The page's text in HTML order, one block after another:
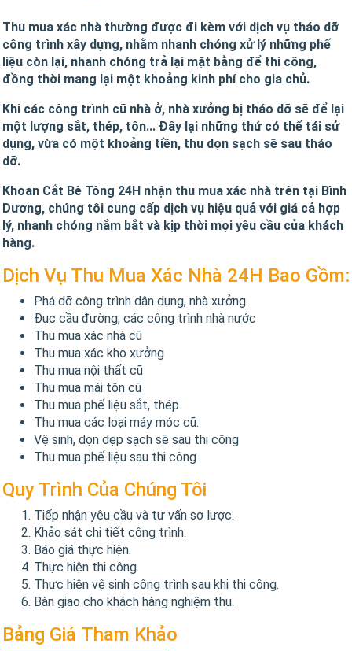
Thu mua xác nhà thường được đi kèm với dịch vụ tháo dỡ
công trình xây dựng, nhằm nhanh chóng xử lý những phế
liệu còn lại, nhanh chóng trả lại mặt bằng để thi công,
đồng thời mang lại một khoảng kinh phí cho gia chủ.
Khi các công trình cũ nhà ở, nhà xưởng bị tháo dỡ sẽ để lại
một lượng sắt, thép, tôn... Đây lại những thứ có thể tái sử
dụng, vừa có một khoảng tiền, thu dọn sạch sẽ sau tháo
dỡ.
Khoan Cắt Bê Tông 24H nhận thu mua xác nhà trên tại Bình
Dương, chúng tôi cung cấp dịch vụ hiệu quả với giá cả hợp
lý, nhanh chóng nắm bắt và kịp thời mọi yêu cầu của khách
hàng.
Dịch Vụ Thu Mua Xác Nhà 24H Bao Gồm:
Phá dỡ công trình dân dụng, nhà xưởng.
Đục cầu đường, các công trình nhà nước
Thu mua xác nhà cũ
Thu mua xác kho xưởng
Thu mua nội thất cũ
Thu mua mái tôn cũ
Thu mua phế liệu sắt, thép
Thu mua các loại máy móc cũ.
Vệ sinh, dọn dẹp sạch sẽ sau thi công
Thu mua phế liệu sau thi công
Quy Trình Của Chúng Tôi
Tiếp nhận yêu cầu và tư vấn sơ lược.
Khảo sát chi tiết công trình.
Báo giá thực hiện.
Thực hiện thi công.
Thực hiện vệ sinh công trình sau khi thi công.
Bàn giao cho khách hàng nghiệm thu.
Bảng Giá Tham Khảo